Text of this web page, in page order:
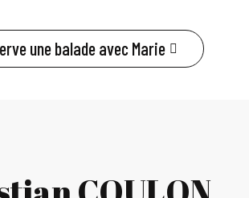
une balade avec Marie